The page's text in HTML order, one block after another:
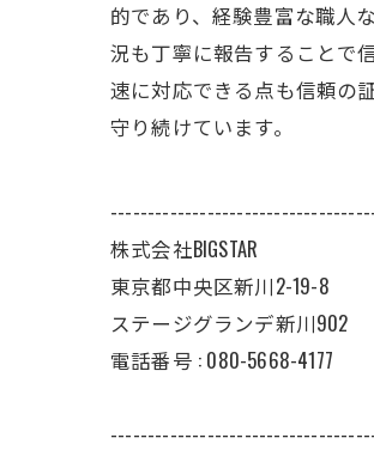
的であり、経験豊富な職人
況も丁寧に報告することで
速に対応できる点も信頼の
守り続けています。
株式会社BIGSTAR
東京都中央区新川2-19-8
ステージグランデ新川902
電話番号 : 080-5668-4177